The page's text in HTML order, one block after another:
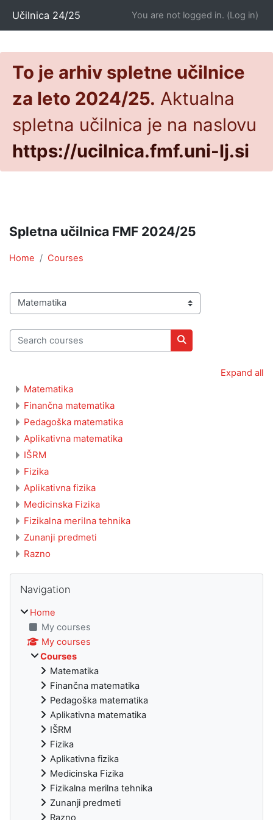
To je arhiv spletne učilnice
za leto 2024/25. Aktualna
spletna učilnica je na naslovu
https://ucilnica.fmf.uni-lj.si
Učilnica 24/25 You are not logged in. (Log in)
Spletna učilnica FMF 2024/25
Home Courses
Course categories
Search courses
Search courses
Expand all
Matematika
Finančna matematika
Pedagoška matematika
Aplikativna matematika
IŠRM
Fizika
Aplikativna fizika
Medicinska Fizika
Fizikalna merilna tehnika
Zunanji predmeti
Razno
Blocks
Navigation
Home
My courses
My courses
Courses
Matematika
Finančna matematika
Pedagoška matematika
Aplikativna matematika
IŠRM
Fizika
Aplikativna fizika
Medicinska Fizika
Fizikalna merilna tehnika
Zunanji predmeti
Razno